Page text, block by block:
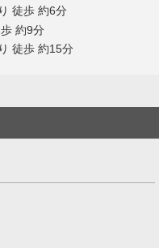
徒歩 約6分
約9分
徒歩 約15分